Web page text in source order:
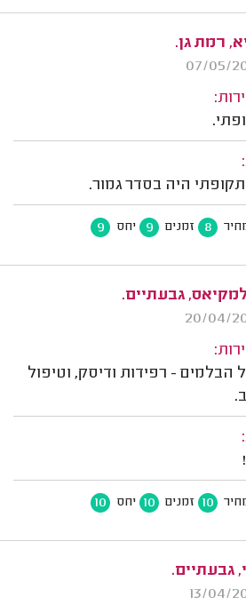
רמת גן.
היה בסדר גמור.
8 זמנים 9 יחס 9
גבעתיים.
- רפידות ודיסק, וטיפול
10 זמנים 10 יחס 10
גבעתיים.